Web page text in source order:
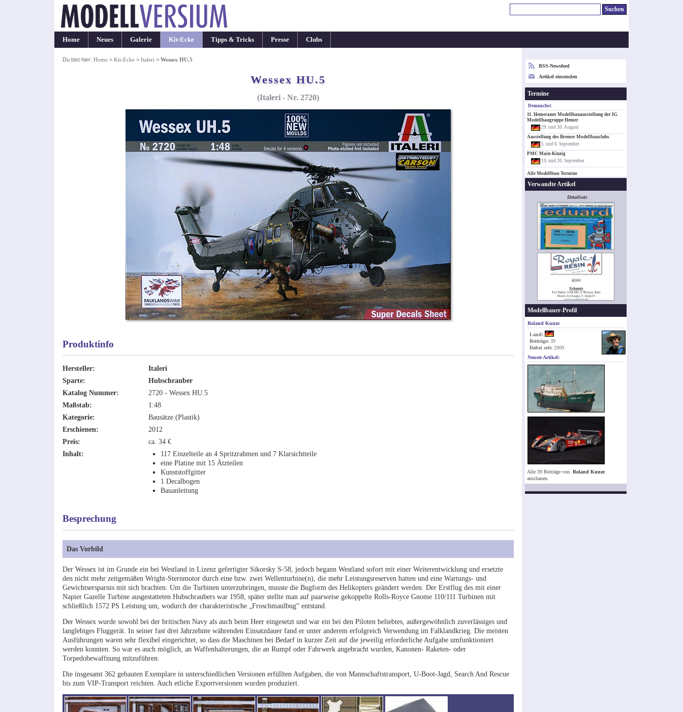
Home Neues Galerie Kit-Ecke Tipps & Tricks Presse Clubs
Du bist hier: Home> Kit-Ecke> Italeri > Wessex HU.5
Wessex HU.5
(Italeri - Nr. 2720)
Produktinfo
Hersteller:
Italeri
Sparte:
Hubschrauber
Katalog Nummer:
2720 - Wessex HU.5
Maßstab:
1:48
Kategorie:
Bausätze (Plastik)
Erschienen:
2012
Preis:
ca. 34 €
Inhalt:
117 Einzelteile an 4 Spritzrahmen und 7 Klarsichtteile
eine Platine mit 15 Ätzteilen
Kunststoffgitter
1 Decalbogen
Bauanleitung
Besprechung
Das Vorbild
Der Wessex ist im Grunde ein bei Westland in Lizenz gefertigter Sikorsky S-58, jedoch begann Westland sofort mit einer Weiterentwicklung und ersetzte
den nicht mehr zeitgemäßen Wright-Sternmotor durch eine bzw. zwei Wellenturbine(n), die mehr Leistungsreserven hatten und eine Wartungs- und
Gewichtsersparnis mit sich brachten. Um die Turbinen unterzubringen, musste die Bugform des Helikopters geändert werden. Der Erstflug des mit einer
Napier Gazelle Turbine ausgestatteten Hubschraubers war 1958, später stellte man auf paarweise gekoppelte Rolls-Royce Gnome 110/111 Turbinen mit
schließlich 1572 PS Leistung um, wodurch der charakteristische „Froschmaulbug“ entstand.
Der Wessex wurde sowohl bei der britischen Navy als auch beim Heer eingesetzt und war ein bei den Piloten beliebtes, außergewöhnlich zuverlässiges und
langlebiges Fluggerät. In seiner fast drei Jahrzehnte währenden Einsatzdauer fand er unter anderem erfolgreich Verwendung im Falklandkrieg. Die meisten
Ausführungen waren sehr flexibel eingerichtet, so dass die Maschinen bei Bedarf in kurzer Zeit auf die jeweilig erforderliche Aufgabe umfunktioniert
werden konnten. So war es auch möglich, an Waffenhalterungen, die an Rumpf oder Fahrwerk angebracht wurden, Kanonen- Raketen- oder
Torpedobewaffnung mitzuführen.
Die insgesamt 362 gebauten Exemplare in unterschiedlichen Versionen erfüllten Aufgaben, die von Mannschaftstransport, U-Boot-Jagd, Search And Rescue
bis zum VIP-Transport reichten. Auch etliche Exportversionen wurden produziert.
RSS-Newsfeed
Artikel einsenden
Termine
Demnächst:
11. Hemeraner Modellbauausstellung der IG
Modellbaugruppe Hemer
29. und 30. August
Ausstellung des Bremer Modellbauclubs
5. und 6. September
PMC Main-Kinzig
19. und 20. September
Alle Modellbau-Termine
Verwandte Artikel
Detailsets
Modellbauer-Profil
Roland Kunze
Land:
Beiträge: 39
Dabei seit: 2009
Neuste Artikel:
Alle 39 Beiträge von Roland Kunze
anschauen.